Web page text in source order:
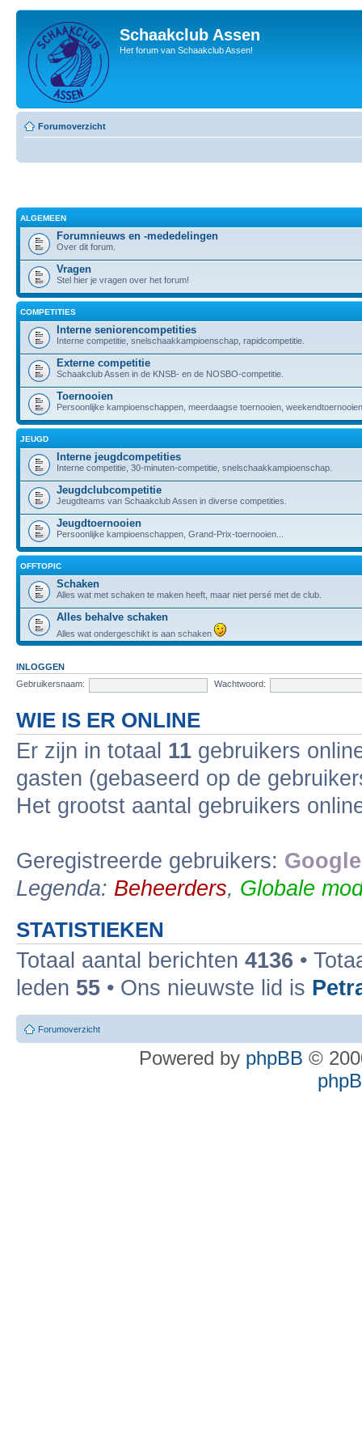
Schaakclub Assen
Het forum van Schaakclub Assen!
Forumoverzicht
ALGEMEEN
Forumnieuws en -mededelingen
Over dit forum.
Vragen
Stel hier je vragen over het forum!
COMPETITIES
Interne seniorencompetities
Interne competitie, snelschaakkampioenschap, rapidcompetitie.
Externe competitie
Schaakclub Assen in de KNSB- en de NOSBO-competitie.
Toernooien
Persoonlijke kampioenschappen, meerdaagse toernooien,
JEUGD
Interne jeugdcompetities
Interne competitie, 30-minuten-competitie, snelschaakkampioenschap.
Jeugdclubcompetitie
Jeugdteams van Schaakclub Assen in diverse competities.
Jeugdtoernooien
Persoonlijke kampioenschappen, Grand-Prix-toernooien...
OFFTOPIC
Schaken
Alles wat met schaken te maken heeft, maar niet persé met de club.
Alles behalve schaken
Alles wat ondergeschikt is aan schaken
INLOGGEN
Gebruikersnaam:
Wachtwoord:
WIE IS ER ONLINE
Er zijn in totaal 11 gebruikers
gasten (gebaseerd op de
Het grootst aantal gebruikers
Geregistreerde gebruikers:
Legenda: Beheerders, Globale
STATISTIEKEN
Totaal aantal berichten 4136 •
leden 55 • Ons nieuwste lid is
Forumoverzicht
Powered by phpBB ©